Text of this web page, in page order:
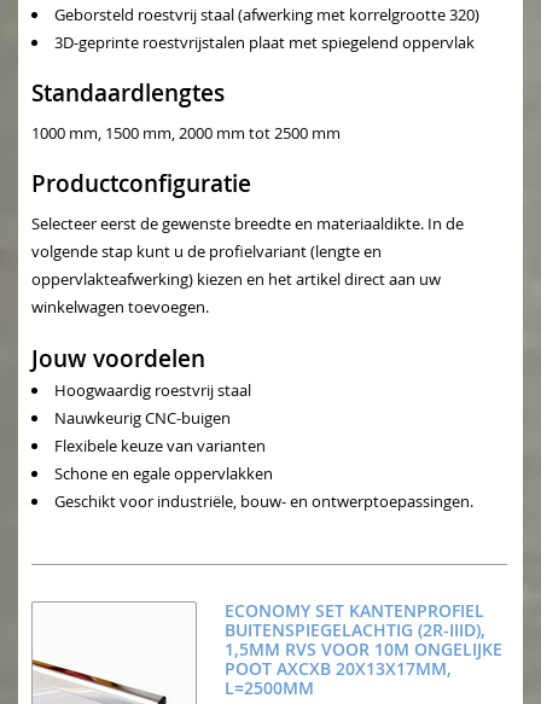
Geborsteld roestvrij staal (afwerking met korrelgrootte 320)
3D-geprinte roestvrijstalen plaat met spiegelend oppervlak
Standaardlengtes
1000 mm, 1500 mm, 2000 mm tot 2500 mm
Productconfiguratie
Selecteer eerst de gewenste breedte en materiaaldikte. In de
volgende stap kunt u de profielvariant (lengte en
oppervlakteafwerking) kiezen en het artikel direct aan uw
winkelwagen toevoegen.
Jouw voordelen
Hoogwaardig roestvrij staal
Nauwkeurig CNC-buigen
Flexibele keuze van varianten
Schone en egale oppervlakken
Geschikt voor industriële, bouw- en ontwerptoepassingen.
ECONOMY SET KANTENPROFIEL
BUITENSPIEGELACHTIG (2R-IIID),
1,5MM RVS VOOR 10M ONGELIJKE
POOT AXCXB 20X13X17MM,
L=2500MM